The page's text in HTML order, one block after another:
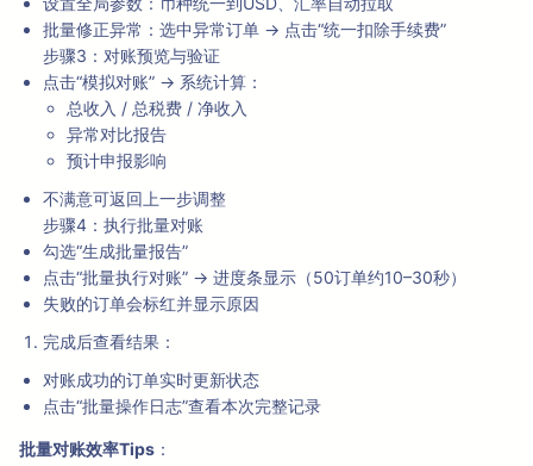
批量修正异常：选中异常订单 → 点击“统一扣除手续费”
步骤3：对账预览与验证
点击“模拟对账” → 系统计算：
总收入 / 总税费 / 净收入
异常对比报告
预计申报影响
不满意可返回上一步调整
步骤4：执行批量对账
勾选“生成批量报告”
点击“批量执行对账” → 进度条显示（50订单约10–30秒）
失败的订单会标红并显示原因
完成后查看结果：
对账成功的订单实时更新状态
点击“批量操作日志”查看本次完整记录
批量对账效率Tips ：